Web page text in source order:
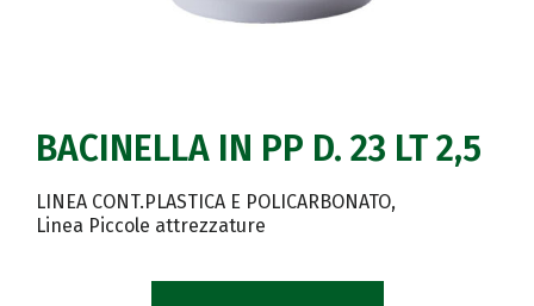
BACINELLA IN PP D. 23 LT 2,5
LINEA CONT.PLASTICA E POLICARBONATO
Linea Piccole attrezzature